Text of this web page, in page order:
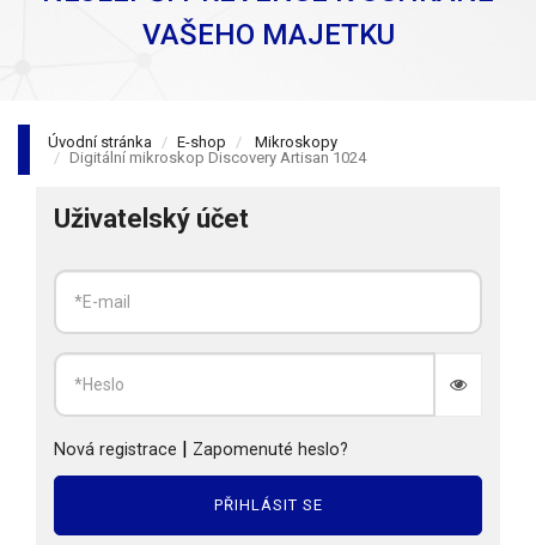
VAŠEHO MAJETKU
Úvodní stránka E-shop
Mikroskopy
Digitální mikroskop Discovery Artisan 1024
Uživatelský účet
Nová registrace | Zapomenuté heslo?
PŘIHLÁSIT SE